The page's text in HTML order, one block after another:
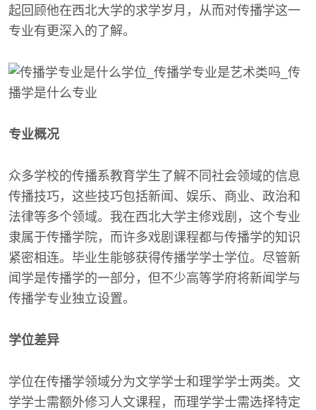
起回顾他在西北大学的求学岁月，从而对传播学这一
专业有更深入的了解。
专业概况
众多学校的传播系教育学生了解不同社会领域的信息
传播技巧，这些技巧包括新闻、娱乐、商业、政治和
法律等多个领域。我在西北大学主修戏剧，这个专业
隶属于传播学院，而许多戏剧课程都与传播学的知识
紧密相连。毕业生能够获得传播学学士学位。尽管新
闻学是传播学的一部分，但不少高等学府将新闻学与
传播学专业独立设置。
学位差异
学位在传播学领域分为文学学士和理学学士两类。文
学学士需额外修习人文课程，而理学学士需选择特定